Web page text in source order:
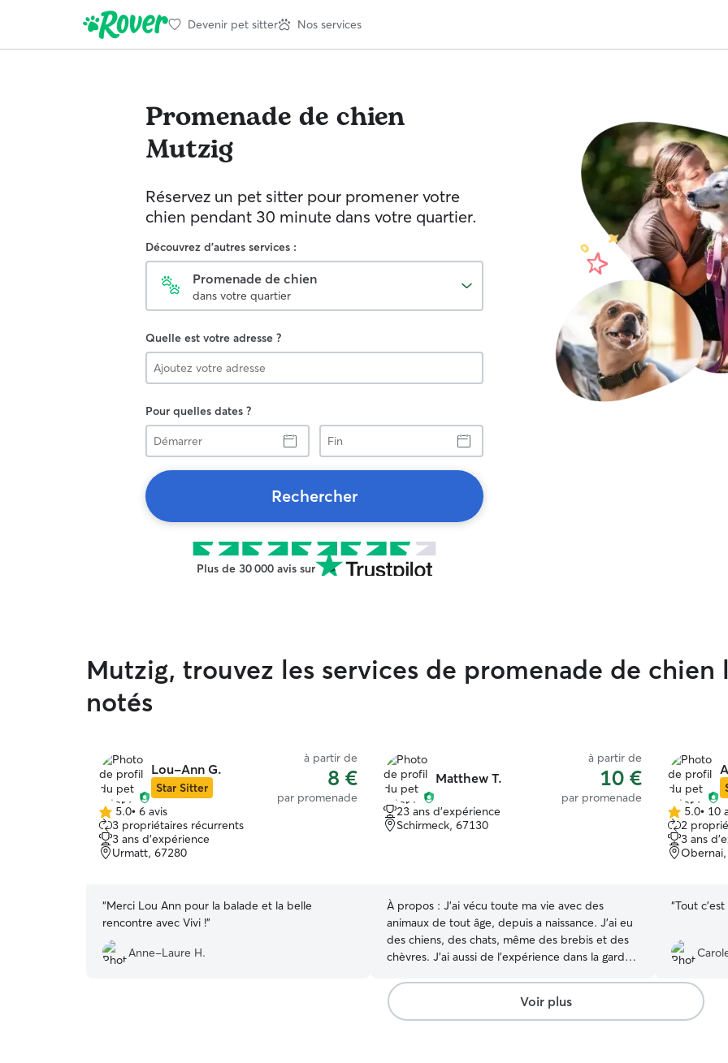
Devenir pet sitter Nos services
Promenade de chien
Mutzig
Réservez un pet sitter pour promener votre
chien pendant 30 minute dans votre quartier.
Découvrez d'autres services :
Promenade de chien
dans votre quartier
Quelle est votre adresse ?
Pour quelles dates ?
Démarrer
Fin
Rechercher
Plus de 30 000 avis sur
Mutzig, trouvez les services de promenade de chien
notés
Lou-Ann G.
Star Sitter
à partir de
8 €
par promenade
5.0 étoile(s)
sur
5
5.0• 6 avis
3 propriétaires récurrents
3 ans d'expérience
Urmatt, 67280
“Merci Lou Ann pour la balade et la belle
rencontre avec Vivi !”
Anne-Laure H.
Matthew T.
à partir de
10 €
par promenade
23 ans d'expérience
Schirmeck, 67130
À propos : J'ai vécu toute ma vie avec des
animaux de tout âge, depuis a naissance. J'ai eu
des chiens, des chats, même des brebis et des
chèvres. J'ai aussi de l'expérience dans la garde
à la maison en distanciel, excepté l'été où je n'ai
pas cours. Votre animal s'intégrera donc à mon
quotidien, vivra avec moi et recevra tous mes
5.0 étoile(s)
sur
5
5.0• 10
2
3 ans
“Tout c'est
Voir plus